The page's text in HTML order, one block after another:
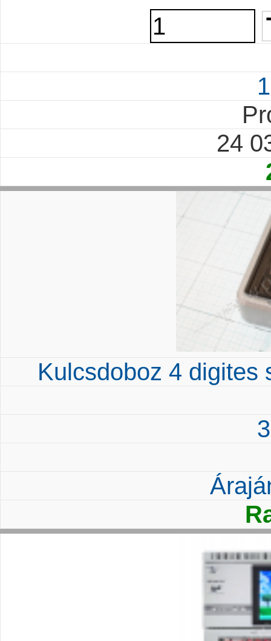
24
Kulcsdoboz 4 digites